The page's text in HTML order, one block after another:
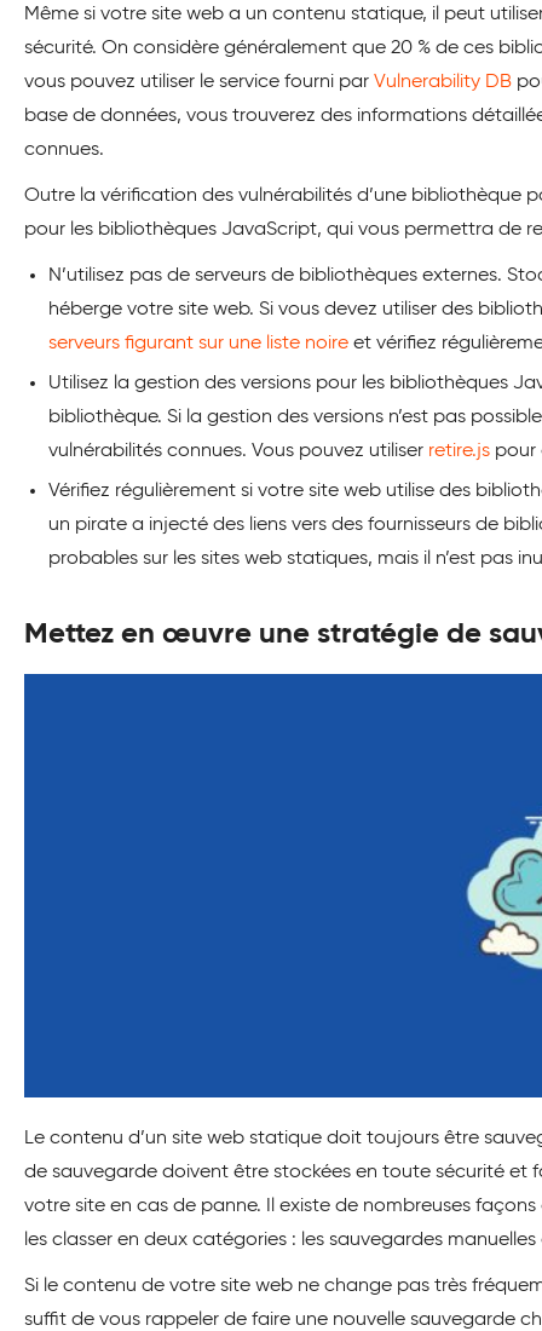
Même si votre site web a un contenu statique, il peut
sécurité. On considère généralement que 20 % de ces
vous pouvez utiliser le service fourni par Vulnerability DB
base de données, vous trouverez des informations
connues.
Outre la vérification des vulnérabilités d’une bibliothèque
pour les bibliothèques JavaScript, qui vous permettra de
N’utilisez pas de serveurs de bibliothèques externes.
héberge votre site web. Si vous devez utiliser des
serveurs figurant sur une liste noire et vérifiez
Utilisez la gestion des versions pour les bibliothèques
bibliothèque. Si la gestion des versions n’est pas
vulnérabilités connues. Vous pouvez utiliser retire.js pour
Vérifiez régulièrement si votre site web utilise des
un pirate a injecté des liens vers des fournisseurs de
probables sur les sites web statiques, mais il n’est pas
Mettez en œuvre une stratégie de
Le contenu d’un site web statique doit toujours être
de sauvegarde doivent être stockées en toute sécurité et
votre site en cas de panne. Il existe de nombreuses
les classer en deux catégories : les sauvegardes
Si le contenu de votre site web ne change pas très
suffit de vous rappeler de faire une nouvelle sauvegarde